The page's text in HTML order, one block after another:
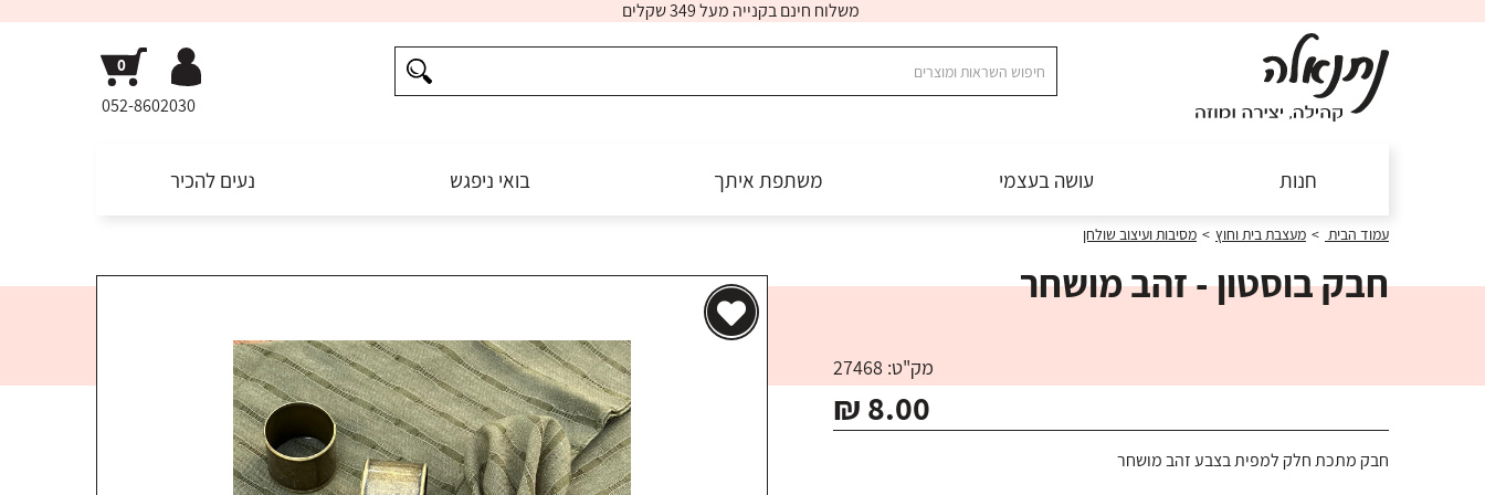
052-8602030
חנות עושה בעצמי משתפת איתך בואי ניפגש נעים להכיר
עמוד הבית > מעצבת בית וחוץ > מסיבות ועיצוב שולחן
חבק בוסטון - זהב מושחר
מק"ט: 27468
₪ 8.00
חבק מתכת חלק למפית בצבע זהב מושחר